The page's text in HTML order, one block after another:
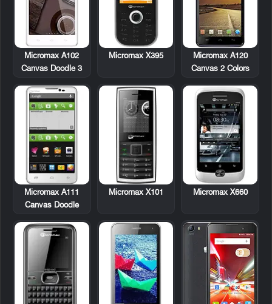
Micromax A120
Canvas 2 Colors
Micromax X395
Micromax A102
Canvas Doodle 3
Micromax X660
Micromax X101
Micromax A111
Canvas Doodle